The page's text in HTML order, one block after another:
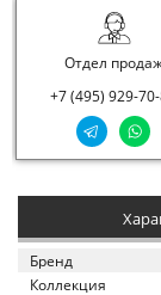
Отдел
+7 (495) 929-
Бренд
Коллекция